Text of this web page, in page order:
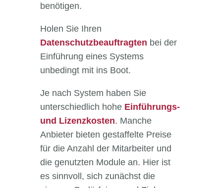
benötigen.
Holen Sie Ihren
Datenschutzbeauftragten bei der
Einführung eines Systems
unbedingt mit ins Boot.
Je nach System haben Sie
unterschiedlich hohe Einführungs-
und Lizenzkosten. Manche
Anbieter bieten gestaffelte Preise
für die Anzahl der Mitarbeiter und
die genutzten Module an. Hier ist
es sinnvoll, sich zunächst die